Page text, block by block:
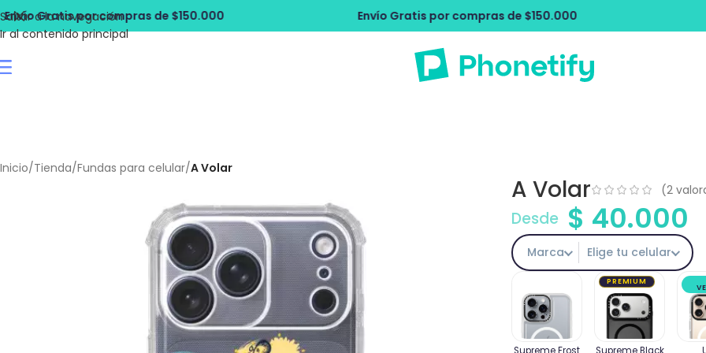
Saltar a la navegación
Ir al contenido principal
de $150.000 Envío Gratis por compras de $150.000 Envío Gratis por
Inicio/Tienda/Fundas para celular/A Volar
A Volar (2
Desde $ 40.000
Marca Elige tu celular
PREMIUM